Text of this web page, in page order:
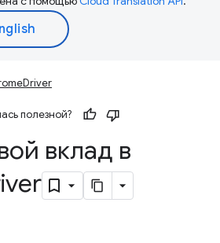
полезной?
вклад в